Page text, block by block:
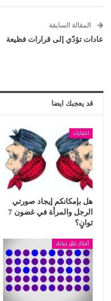
المقالة السابقة
عادات تؤدّي إلى قرارات فظيعة
قد يعجبك ايضا
اختبارات
هل بإمكانكم إيجاد صورتي
الرجل والمرأة في غضون 7
ثوانٍ؟
أفكار تغيّر حياتك